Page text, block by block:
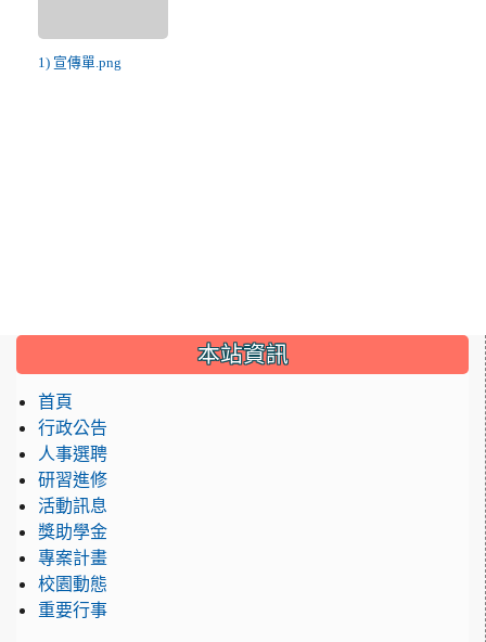
1) 宣傳單.png
::: 本站資訊
首頁
行政公告
人事選聘
研習進修
活動訊息
獎助學金
專案計畫
校園動態
重要行事